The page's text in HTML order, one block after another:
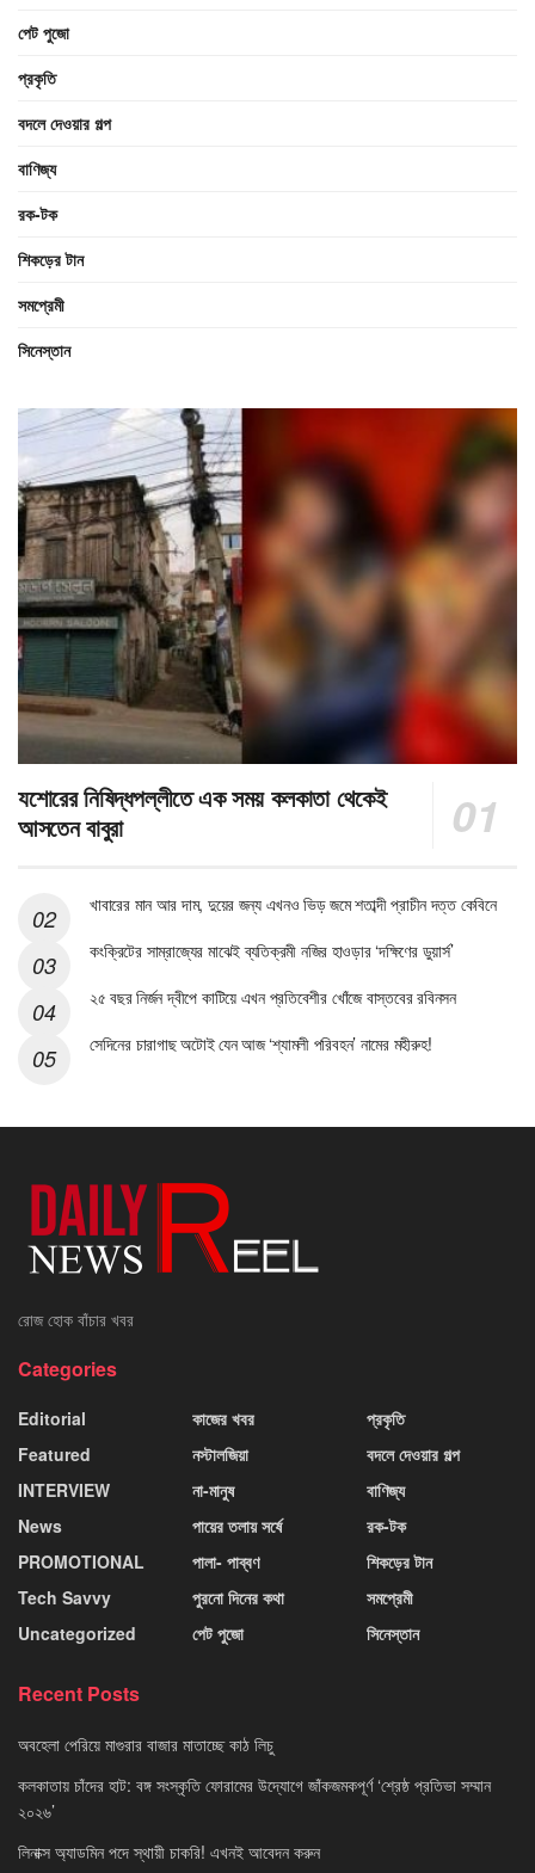
পেট পুজো
প্রকৃতি
বদলে দেওয়ার গল্প
বাণিজ্য
রক-টক
শিকড়ের টান
সমপ্রেমী
সিনেস্তান
যশোরের নিষিদ্ধপল্লীতে এক সময় কলকাতা থেকেই
আসতেন বাবুরা
খাবারের মান আর দাম, দুয়ের জন্য এখনও ভিড় জমে শতাব্দী প্রাচীন দত্ত কেবিনে
কংক্রিটের সাম্রাজ্যের মাঝেই ব্যতিক্রমী নজির হাওড়ার ‘দক্ষিণের ডুয়ার্স’
২৫ বছর নির্জন দ্বীপে কাটিয়ে এখন প্রতিবেশীর খোঁজে বাস্তবের রবিনসন
সেদিনের চারাগাছ অটোই যেন আজ ‘শ্যামলী পরিবহন’ নামের মহীরুহ!
রোজ হোক বাঁচার খবর
Categories
Editorial
Featured
INTERVIEW
News
PROMOTIONAL
Tech Savvy
Uncategorized
কাজের খবর
নস্টালজিয়া
না-মানুষ
পায়ের তলায় সর্ষে
পালা- পাব্বণ
পুরনো দিনের কথা
পেট পুজো
প্রকৃতি
বদলে দেওয়ার গল্প
বাণিজ্য
রক-টক
শিকড়ের টান
সমপ্রেমী
সিনেস্তান
Recent Posts
অবহেলা পেরিয়ে মাগুরার বাজার মাতাচ্ছে কাঠ লিচু
কলকাতায় চাঁদের হাট: বঙ্গ সংস্কৃতি ফোরামের উদ্যোগে জাঁকজমকপূর্ণ ‘শ্রেষ্ঠ প্রতিভা সম্মান
২০২৬’
লিনাক্স অ্যাডমিন পদে স্থায়ী চাকরি! এখনই আবেদন করুন